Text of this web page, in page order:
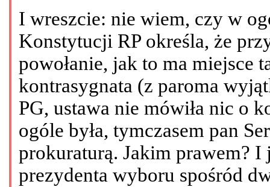
I wreszcie: nie wiem, czy w
Konstytucji RP określa, że
powołanie, jak to ma miejsce
kontrasygnata (z paroma
PG, ustawa nie mówiła nic o
ogóle była, tymczasem pan
prokuraturą. Jakim prawem?
prezydenta wyboru spośród